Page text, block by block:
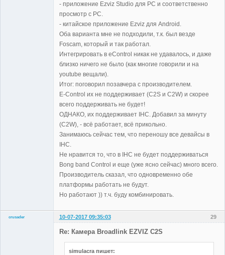
- приложение Ezviz Studio для РС и соответственно
просмотр с РС.
- китайское приложение Ezviz для Android.
Оба варианта мне не подходили, т.к. был везде
Foscam, который и так работал.
Интегрировать в eControl никак не удавалось, и даже
близко ничего не было (как многие говорили и на
youtube вещали).
Итог: поговорил позавчера с производителем.
E-Control их не поддерживает (C2S и C2W) и скорее
всего поддерживать не будет!
ОДНАКО, их поддерживает IHC. Добавил за минуту
(С2W), - всё работает, всё прикольно.
Занимаюсь сейчас тем, что переношу все девайсы в
IHC.
Не нравится то, что в IHC не будет поддерживаться
Bong band Control и еще (уже ясно сейчас) много всего.
Производитель сказал, что одновременно обе
платформы работать не будут.
Но работают )) т.ч. буду комбинировать.
29
crusader
10-07-2017 09:35:03
Re: Камера Broadlink EZVIZ C2S
simulacra пишет: